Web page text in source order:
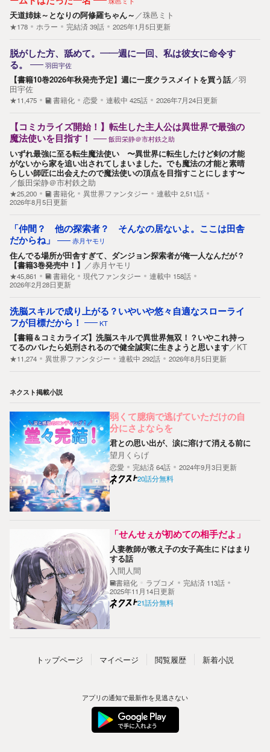
天道姉妹～となりの阿修羅ちゃん～ ／珠邑ミト
★178 ホラー 完結済39話 2025年1月5日更新
脱がした方、舐めて。――週に一回、私は彼女に命令す
る。
羽田宇佐
【書籍10巻2026年秋発売予定】週に一度クラスメイトを買う話／羽
田宇佐
★11,475 書籍化 恋愛 連載中 425話 2026年7月24日更新
【コミカライズ開始！】転生した主人公は異世界で最強の
魔法使いを目指す！
飯田栄静＠市村鉄之助
いずれ最強に至る転生魔法使い 〜異世界に転生したけど剣の才能
がないから家を追い出されてしまいました。でも魔法の才能と素晴
らしい師匠に出会えたので魔法使いの頂点を目指すことにします〜
／飯田栄静＠市村鉄之助
★25,200 書籍化 異世界ファンタジー 連載中 2,511話
2026年8月5日更新
「仲間？ 他の探索者？ そんなの居ないよ。ここは田舎
だからね」
赤月ヤモリ
住んでる場所が田舎すぎて、ダンジョン探索者が俺一人なんだが？
【書籍3巻発売中！】 ／赤月ヤモリ
★45,861 書籍化 現代ファンタジー 連載中 158話
2026年2月28日更新
洗脳スキルで成り上がる？いやいや悠々自適なスローライ
フが目標だから！
KT
【書籍＆コミカライズ】洗脳スキルで異世界無双！？いやこれ持っ
てるのバレたら処刑されるので健全誠実に生きようと思います／KT
★11,274 異世界ファンタジー 連載中 292話 2026年8月5日更新
ネクスト掲載小説
弱くて臆病で逃げていただけの自
分にさよならを
君との思い出が、涙に溶けて消える前に
望月くらげ
恋愛 完結済64話
2024年9月3日更新
20話分無料
「せんせぇが初めての相手だよ」
人妻教師が教え子の女子高生にドはまり
する話
入間人間
書籍化 ラブコメ 完結済 113話
2025年11月14日更新
21話分無料
トップページ マイページ 閲覧履歴 新着小説
アプリの通知で最新作を見逃さない